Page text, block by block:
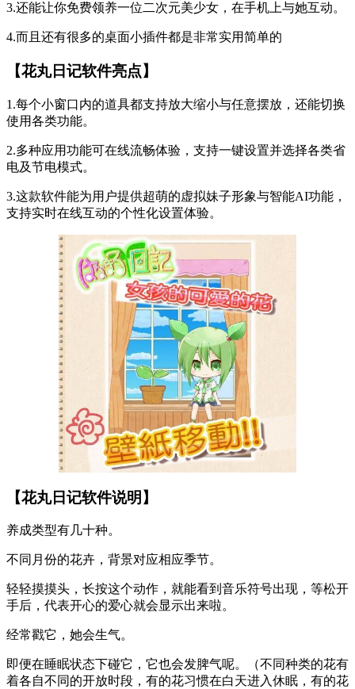
3.还能让你免费领养一位二次元美少女，在手机上与她互动。
4.而且还有很多的桌面小插件都是非常实用简单的
【花丸日记软件亮点】
1.每个小窗口内的道具都支持放大缩小与任意摆放，还能切换
使用各类功能。
2.多种应用功能可在线流畅体验，支持一键设置并选择各类省
电及节电模式。
3.这款软件能为用户提供超萌的虚拟妹子形象与智能AI功能，
支持实时在线互动的个性化设置体验。
【花丸日记软件说明】
养成类型有几十种。
不同月份的花卉，背景对应相应季节。
轻轻摸摸头，长按这个动作，就能看到音乐符号出现，等松开
手后，代表开心的爱心就会显示出来啦。
经常戳它，她会生气。
即便在睡眠状态下碰它，它也会发脾气呢。（不同种类的花有
着各自不同的开放时段，有的花习惯在白天进入休眠，有的花